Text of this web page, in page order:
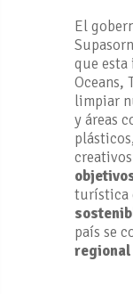
El
que
Oceans,
limpiar
y áreas
turística
país se